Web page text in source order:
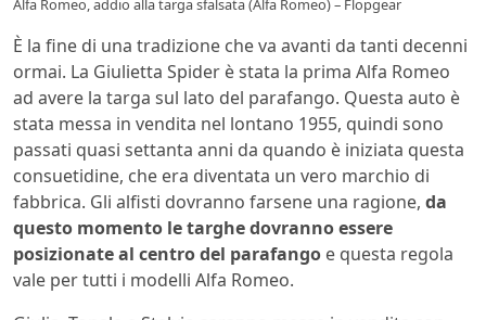
Alfa Romeo, addio alla targa sfalsata (Alfa Romeo) – Flopgear
È la fine di una tradizione che va avanti da tanti decenni
ormai. La Giulietta Spider è stata la prima Alfa Romeo
ad avere la targa sul lato del parafango. Questa auto è
stata messa in vendita nel lontano 1955, quindi sono
passati quasi settanta anni da quando è iniziata questa
consuetidine, che era diventata un vero marchio di
fabbrica. Gli alfisti dovranno farsene una ragione, da
questo momento le targhe dovranno essere
posizionate al centro del parafango e questa regola
vale per tutti i modelli Alfa Romeo.